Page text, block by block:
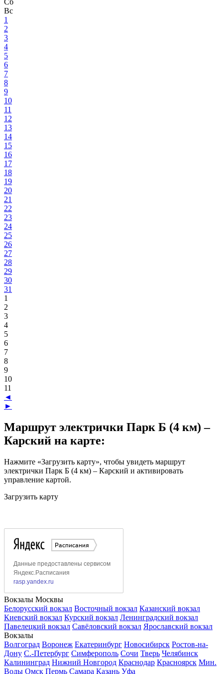
Сб
Вс
1
2
3
4
5
6
7
8
9
10
11
12
13
14
15
16
17
18
19
20
21
22
23
24
25
26
27
28
29
30
31
1
2
3
4
5
6
7
8
9
10
11
◄
►
Маршрут электрички Парк Б (4 км) –
Карский на карте:
Нажмите «Загрузить карту», чтобы увидеть маршрут
электрички Парк Б (4 км) – Карский и активировать
управление картой.
Загрузить карту
Вокзалы Москвы
Белорусский вокзал Восточный вокзал Казанский вокзал
Киевский вокзал Курский вокзал Ленинградский вокзал
Павелецкий вокзал Савёловский вокзал Ярославский вокзал
Вокзалы
Волгоград Воронеж Екатеринбург Новосибирск Ростов-на-
Дону С.-Петербург Симферополь Сочи Тверь Челябинск
Калининград Нижний Новгород Краснодар Красноярск Мин.
Воды Омск Пермь Самара Казань Уфа